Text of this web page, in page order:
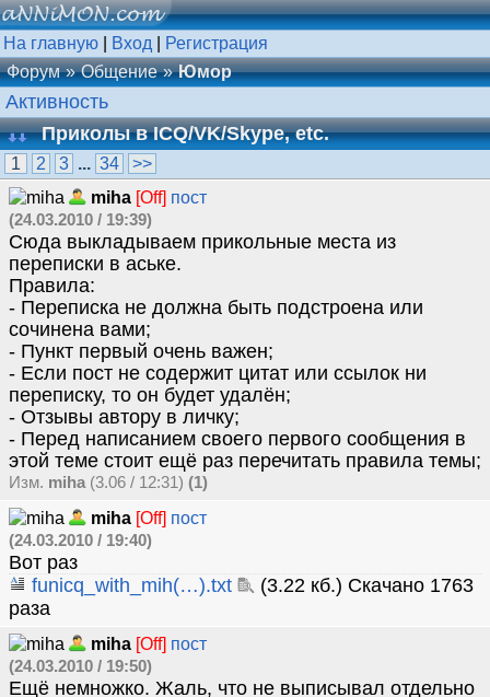
На главную Вход
Регистрация
Форум
Общение Юмор
Активность
Приколы в ICQ/VK/Skype, etc.
1 2 3 ... 34
>>
miha [Off] пост
(24.03.2010 / 19:39)
Сюда выкладываем прикольные места из
переписки в аське.
Правила:
- Переписка не должна быть подстроена или
сочинена вами;
- Пункт первый очень важен;
- Если пост не содержит цитат или ссылок ни
переписку, то он будет удалён;
- Отзывы автору в личку;
- Перед написанием своего первого сообщения в
этой теме стоит ещё раз перечитать правила темы;
Изм. miha (3.06 / 12:31) (1)
miha [Off] пост
(24.03.2010 / 19:40)
Вот раз
funicq_with_mih(…).txt
(3.22 кб.) Скачано 1763
раза
miha [Off] пост
(24.03.2010 / 19:50)
Ещё немножко. Жаль, что не выписывал отдельно